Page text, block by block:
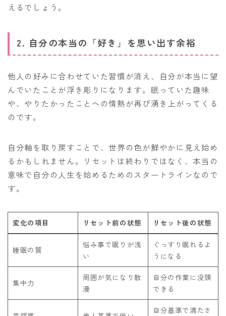
えるでしょう。
2. 自分の本当の「好き」を思い出す余裕
他人の好みに合わせていた習慣が消え、自分が本当に望
んでいたことが浮き彫りになります。眠っていた趣味
や、やりたかったことへの情熱が再び湧き上がってくる
のです。
自分軸を取り戻すことで、世界の色が鮮やかに見え始め
るかもしれません。リセットは終わりではなく、本当の
意味で自分の人生を始めるためのスタートラインなので
す。
変化の項目 リセット前の状態 リセット後の状態
睡眠の質
悩み事で眠りが浅
い
ぐっすり眠れるよ
うになる
集中力
周囲が気になり散
漫
自分の作業に没頭
できる
自分基準で満たさ